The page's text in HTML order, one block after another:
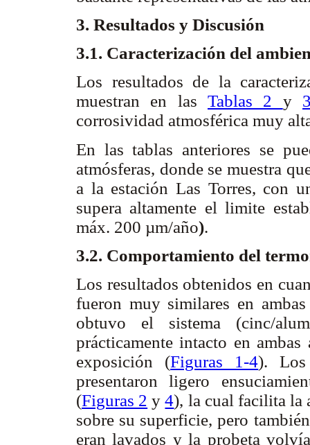
3. Resultados y Discusión
3.1. Caracterización del
Los resultados de la
muestran en las Tablas 2 y
corrosividad atmosférica muy
En las tablas anteriores se
atmósferas, donde se muestra
a la estación Las Torres, con
supera altamente el limite
máx. 200 µm/año).
3.2. Comportamiento del
Los resultados obtenidos en
fueron muy similares en
obtuvo el sistema (cinc/
prácticamente intacto en
exposición (Figuras 1-4). Los
presentaron ligero
(Figuras 2 y4), la cual facilita la
sobre su superficie, pero
eran lavados y la probeta